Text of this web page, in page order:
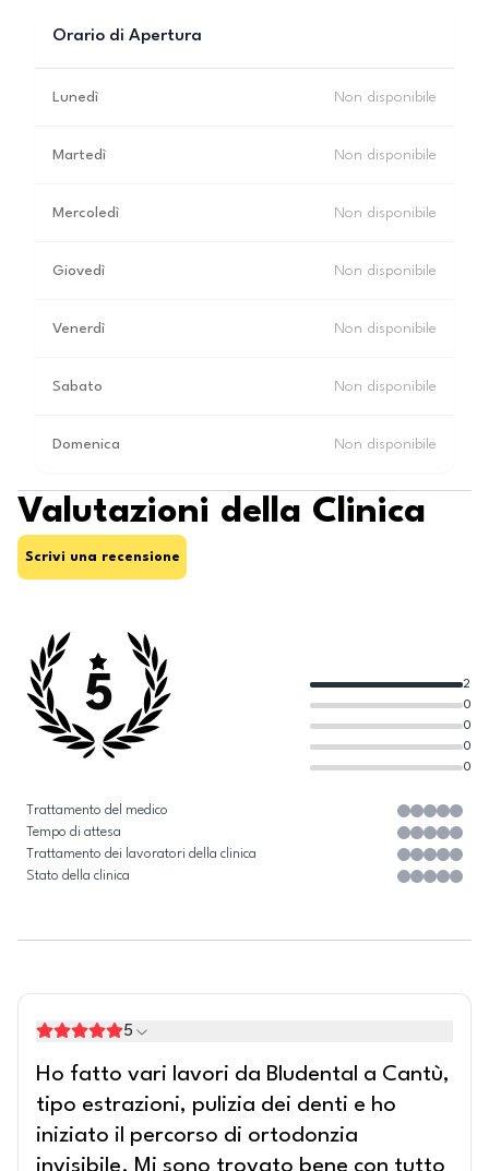
Orario di Apertura
Lunedì Non disponibile
Martedì Non disponibile
Mercoledì Non disponibile
Giovedì Non disponibile
Venerdì Non disponibile
Sabato Non disponibile
Domenica Non disponibile
Valutazioni della Clinica
Scrivi una recensione
5
0
0
0
0
2
Trattamento del medico
Tempo di attesa
Trattamento dei lavoratori della clinica
Stato della clinica
5
Ho fatto vari lavori da Bludental a Cantù,
tipo estrazioni, pulizia dei denti e ho
iniziato il percorso di ortodonzia
invisibile. Mi sono trovato bene con tutto